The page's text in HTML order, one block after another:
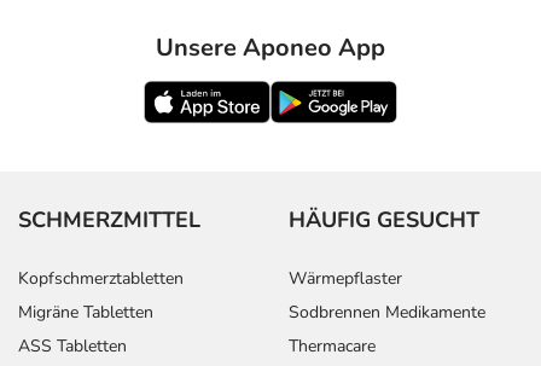
Unsere Aponeo App
SCHMERZMITTEL
Kopfschmerztabletten
Migräne Tabletten
ASS Tabletten
HÄUFIG GESUCHT
Wärmepflaster
Sodbrennen Medikamente
Thermacare